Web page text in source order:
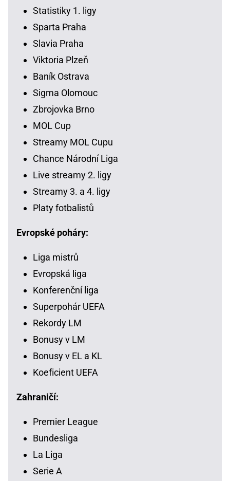
Statistiky 1. ligy
Sparta Praha
Slavia Praha
Viktoria Plzeň
Baník Ostrava
Sigma Olomouc
Zbrojovka Brno
MOL Cup
Streamy MOL Cupu
Chance Národní Liga
Live streamy 2. ligy
Streamy 3. a 4. ligy
Platy fotbalistů
Evropské poháry:
Liga mistrů
Evropská liga
Konferenční liga
Superpohár UEFA
Rekordy LM
Bonusy v LM
Bonusy v EL a KL
Koeficient UEFA
Zahraničí:
Premier League
Bundesliga
La Liga
Serie A